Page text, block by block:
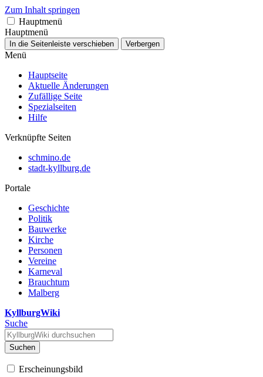
Zum Inhalt springen
Hauptmenü
Hauptmenü
In die Seitenleiste verschieben Verbergen
Menü
Hauptseite
Aktuelle Änderungen
Zufällige Seite
Spezialseiten
Hilfe
Verknüpfte Seiten
schmino.de
stadt-kyllburg.de
Portale
Geschichte
Politik
Bauwerke
Kirche
Personen
Vereine
Karneval
Brauchtum
Malberg
KyllburgWiki
Suche
Suchen
Erscheinungsbild